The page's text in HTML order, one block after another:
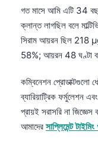
গত মাসে আমি এটি 34
ক্লান্ত লাগছিল বলে
সিরাম আয়রন ছিল 218
58%; আয়রন 48 ঘণ্টা
কম্বিনেশন প্রোডাক্টগুলো
ব্যারিয়াট্রিক ফর্মুলেশন
প্রায়ই সরাসরি না
আমাদের সাপ্লিমেন্ট